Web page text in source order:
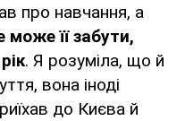
про навчання, а
може її забути,
. Я розуміла, що й
вона іноді
до Києва й